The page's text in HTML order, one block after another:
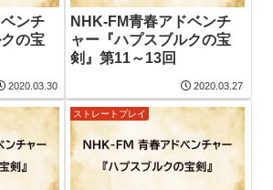
ンチ
の宝
2020.03.30
NHK-FM青春アドベンチ
ャー『ハプスブルクの宝
剣』第11～13回
2020.03.27
ストレートプレイ